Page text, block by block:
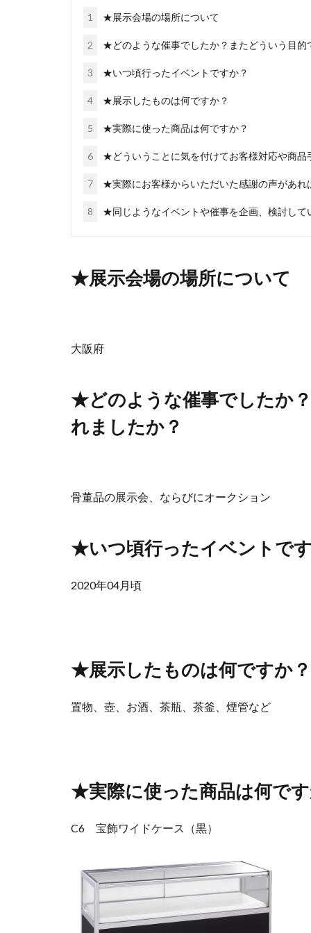
1 ★展示会場の場所について
2 ★どのような催事でしたか？またどういう目的
3 ★いつ頃行ったイベントですか？
4 ★展示したものは何ですか？
5 ★実際に使った商品は何ですか？
6 ★どういうことに気を付けてお客様対応や商品
7 ★実際にお客様からいただいた感謝の声があれ
8 ★同じようなイベントや催事を企画、検討して
★展示会場の場所について
大阪府
★どのような催事でしたか
れましたか？
骨董品の展示会、ならびにオークション
★いつ頃行ったイベントで
2020年04月頃
★展示したものは何ですか？
置物、壺、お酒、茶瓶、茶釜、煙管など
★実際に使った商品は何で
C6 宝飾ワイドケース（黒）